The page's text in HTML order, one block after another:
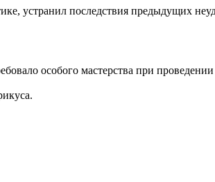
устранил последствия предыдущих
особого мастерства при